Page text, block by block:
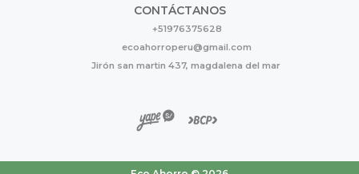
CONTÁCTANOS
+51976375628
ecoahorroperu@gmail.com
Jirón san martin 437, magdalena del mar